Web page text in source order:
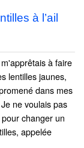
à l’ail
à faire
lentilles jaunes,
dans mes
ne voulais pas
changer un
appelée